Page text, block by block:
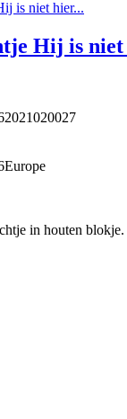
Hij is
in houten blokje.